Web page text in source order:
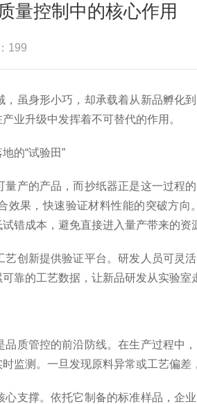
量控制中的核心作用
199
身形小巧，却承载着从新品孵化
业升级中发挥着不可替代的作用。
的“试验田”
的产品，而抄纸器正是这一过程
效果，快速验证材料性能的突破方
错成本，避免直接进入量产带来的资
新提供验证平台。研发人员可灵
靠的工艺数据，让新品研发从实验室
管控的前沿防线。在生产过程中
监测。一旦发现原料异常或工艺偏
撑。依托它制备的标准样品，企